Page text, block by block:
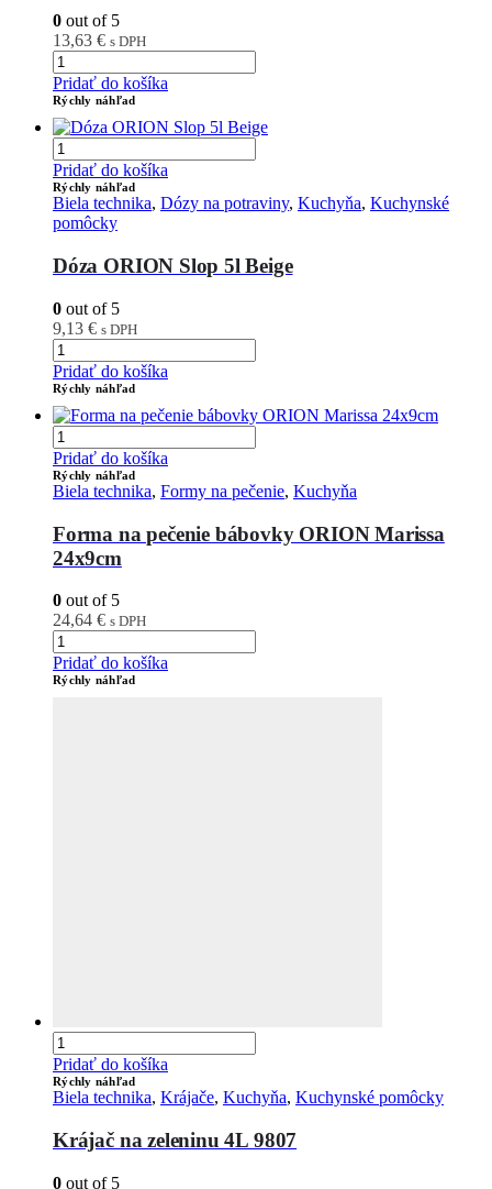
0 out of 5
13,63 € s DPH
Pridať do košíka
Rýchly náhľad
Pridať do košíka
Rýchly náhľad
Biela technika, Dózy na potraviny, Kuchyňa, Kuchynské
pomôcky
Dóza ORION Slop 5l Beige
0 out of 5
9,13 € s DPH
Pridať do košíka
Rýchly náhľad
Pridať do košíka
Rýchly náhľad
Biela technika, Formy na pečenie, Kuchyňa
Forma na pečenie bábovky ORION Marissa
24x9cm
0 out of 5
24,64 € s DPH
Pridať do košíka
Rýchly náhľad
Pridať do košíka
Rýchly náhľad
Biela technika, Krájače, Kuchyňa, Kuchynské pomôcky
Krájač na zeleninu 4L 9807
0 out of 5